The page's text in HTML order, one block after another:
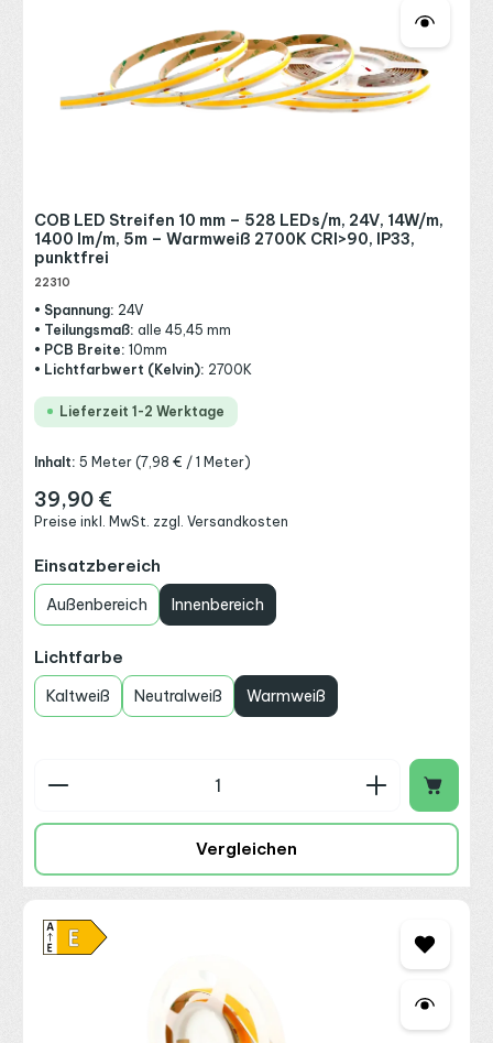
COB LED Streifen 10 mm – 528 LEDs/m, 24V, 14W/m,
1400 lm/m, 5m – Warmweiß 2700K CRI>90, IP33,
punktfrei
22310
• Spannung: 24V
• Teilungsmaß: alle 45,45 mm
• PCB Breite: 10mm
• Lichtfarbwert (Kelvin): 2700K
Lieferzeit 1-2 Werktage
Inhalt:5 Meter(7,98 € / 1 Meter)
Regulärer Preis:
39,90 €
Preise inkl. MwSt. zzgl. Versandkosten
Einsatzbereich
Außenbereich Innenbereich
Lichtfarbe
Kaltweiß Neutralweiß Warmweiß
Produkt Anzahl: Gib den gewünschten Wert
Vergleichen